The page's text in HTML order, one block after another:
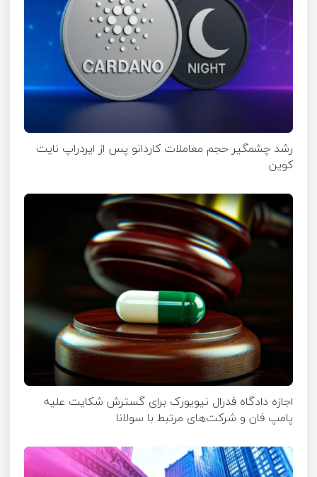
رشد چشمگیر حجم معاملات کاردانو پس از ایردراپ نایت‌
کوین
اجازه دادگاه فدرال نیویورک برای گسترش شکایت علیه
پامپ فان و شرکت‌های مرتبط با سولانا